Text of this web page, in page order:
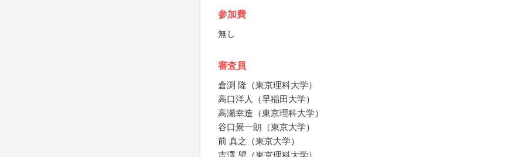
参加費
無し
審査員
倉渕 隆（東京理科大学）
高口洋人（早稲田大学）
高瀬幸造（東京理科大学）
谷口景一朗（東京大学）
前 真之（東京大学）
吉澤 望（東京理科大学）